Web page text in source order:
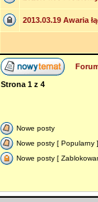
2013.03.19 Awaria
Strona 1z 4
Nowe posty
Nowe posty [ Popularny ]
Nowe posty [